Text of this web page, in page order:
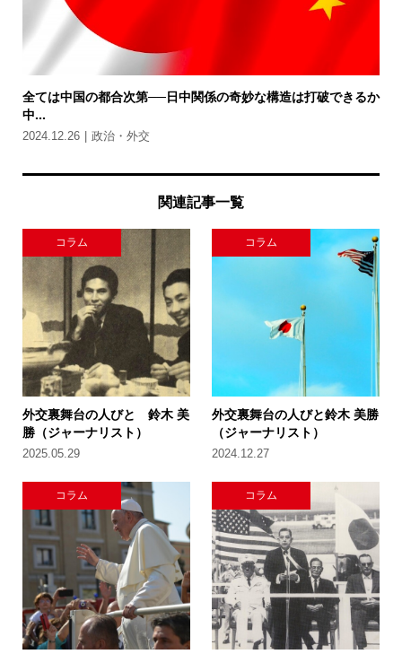
全ては中国の都合次第──日中関係の奇妙な構造は打破できるか
中...
2024.12.26 政治・外交
関連記事一覧
コラム
外交裏舞台の人びと 鈴木 美
勝（ジャーナリスト）
2025.05.29
コラム
外交裏舞台の人びと鈴木 美勝
（ジャーナリスト）
2024.12.27
コラム コラム